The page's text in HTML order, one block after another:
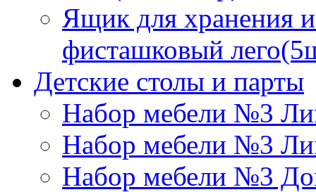
Ящик для хранения
фисташковый
Детские столы и парты
Набор мебели №3
Набор мебели №3
Набор мебели №3